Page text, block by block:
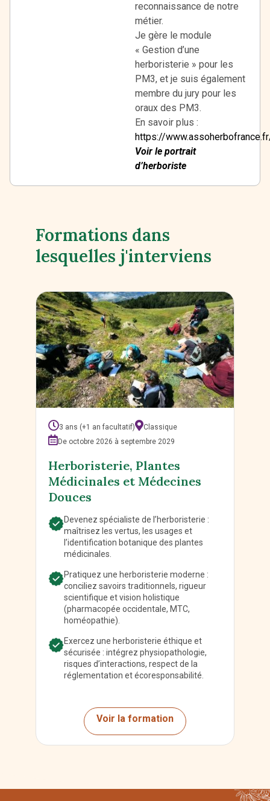
reconnaissance de notre
métier.
Je gère le module
« Gestion d’une
herboristerie » pour les
PM3, et je suis également
membre du jury pour les
oraux des PM3.
En savoir plus :
https://
Voir le portrait
d’herboriste
Formations dans
lesquelles j'interviens
3 ans (+1 an facultatif)
Classique
De octobre 2026 à septembre 2029
Herboristerie, Plantes
Médicinales et Médecines
Douces
Devenez spécialiste de l’herboristerie :
maîtrisez les vertus, les usages et
l’identification botanique des plantes
médicinales.
Pratiquez une herboristerie moderne :
conciliez savoirs traditionnels, rigueur
scientifique et vision holistique
(pharmacopée occidentale, MTC,
homéopathie).
Exercez une herboristerie éthique et
sécurisée : intégrez physiopathologie,
risques d’interactions, respect de la
réglementation et écoresponsabilité.
Voir la formation